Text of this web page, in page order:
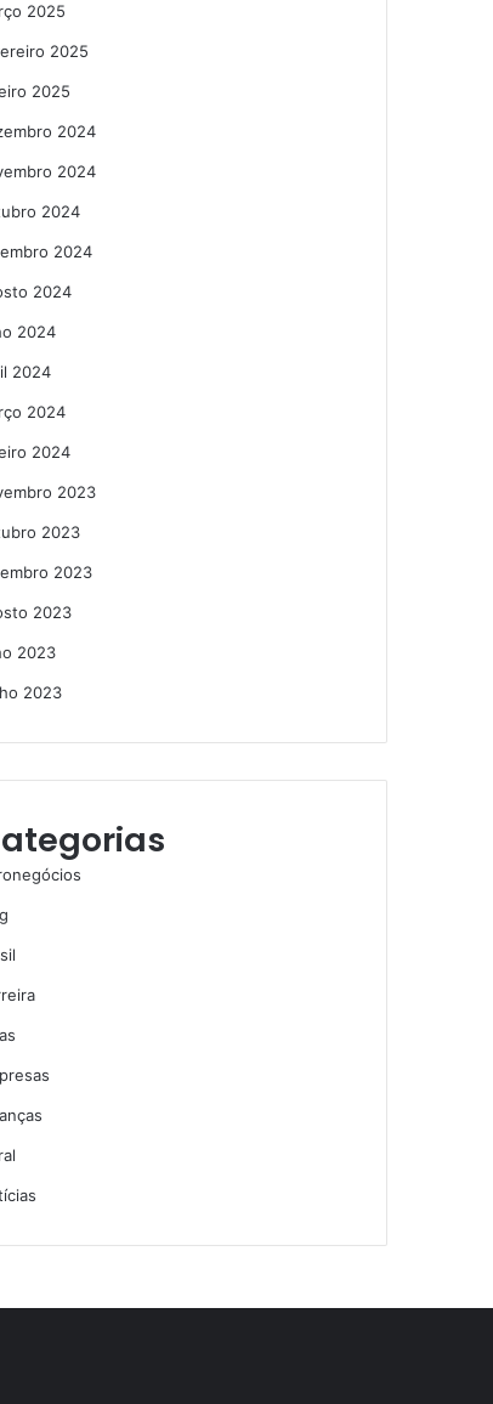
2025
2025
2025
2024
2024
2024
2024
2024
2024
2024
2024
2024
2023
2023
2023
2023
2023
2023